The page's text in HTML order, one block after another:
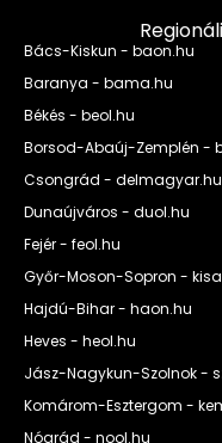
Bács-Kiskun - baon.hu
Baranya - bama.hu
Békés - beol.hu
Borsod-Abaúj-Zemplén -
Csongrád - delmagyar.hu
Dunaújváros - duol.hu
Fejér - feol.hu
Győr-Moson-Sopron -
Hajdú-Bihar - haon.hu
Heves - heol.hu
Jász-Nagykun-Szolnok -
Komárom-Esztergom -
Nógrád - nool.hu